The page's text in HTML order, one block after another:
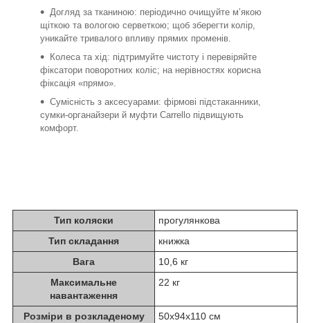
Догляд за тканиною: періодично очищуйте м’якою
щіткою та вологою серветкою; щоб зберегти колір,
уникайте тривалого впливу прямих променів.
Колеса та хід: підтримуйте чистоту і перевіряйте
фіксатори поворотних коліс; на нерівностях корисна
фіксація «прямо».
Сумісність з аксесуарами: фірмові підстаканники,
сумки-органайзери й муфти Carrello підвищують
комфорт.
Тип коляски
прогулянкова
Тип складання
книжка
Вага
10,6 кг
Максимальне
навантаження
22 кг
Розміри в розкладеному
50х94х110 см